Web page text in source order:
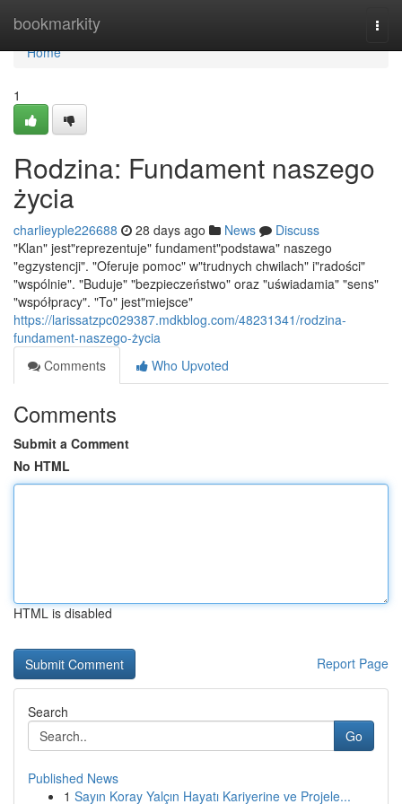
bookmarkity
Home
Home
1
Rodzina: Fundament naszego
życia
charlieyple226688 28 days ago News
Discuss
"Klan" jest"reprezentuje" fundament"podstawa" naszego
"egzystencji". "Oferuje pomoc" w"trudnych chwilach" i"radości"
"wspólnie". "Buduje" "bezpieczeństwo" oraz "uświadamia" "sens"
"współpracy". "To" jest"miejsce"
https://larissatzpc029387.mdkblog.com/48231341/rodzina-
fundament-naszego-życia
Comments
Who Upvoted
Comments
Submit a Comment
No HTML
HTML is disabled
Report Page
Search
Go
Published News
1 Sayın Koray Yalçın Hayatı Kariyerine ve Projele...